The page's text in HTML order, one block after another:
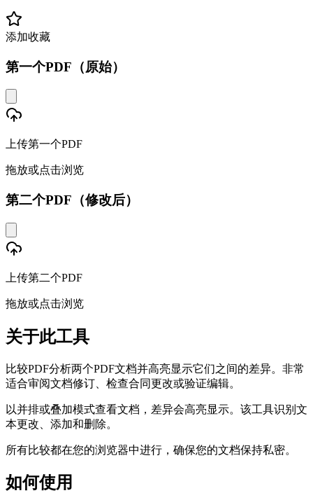
添加收藏
第一个PDF（原始）
上传第一个PDF
拖放或点击浏览
第二个PDF（修改后）
上传第二个PDF
拖放或点击浏览
关于此工具
比较PDF分析两个PDF文档并高亮显示它们之间的差异。非常
适合审阅文档修订、检查合同更改或验证编辑。
以并排或叠加模式查看文档，差异会高亮显示。该工具识别文
本更改、添加和删除。
所有比较都在您的浏览器中进行，确保您的文档保持私密。
如何使用